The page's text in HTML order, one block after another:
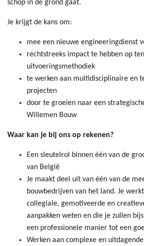
schop in de grond gaat.
Je krijgt de kans om:
mee een nieuwe engineeringdienst
rechtstreeks impact te hebben op
uitvoeringsmethodiek
te werken aan multidisciplinaire en
projecten
door te groeien naar een
Willemen Bouw
Waar kan je bij ons op rekenen?
Een sleutelrol binnen één van de
van België
Je maakt deel uit van één van de
bouwbedrijven van het land. Je
collegiale, gemotiveerde en
aanpakken weten en die je zullen
een professionele manier tot een
Werken aan complexe en